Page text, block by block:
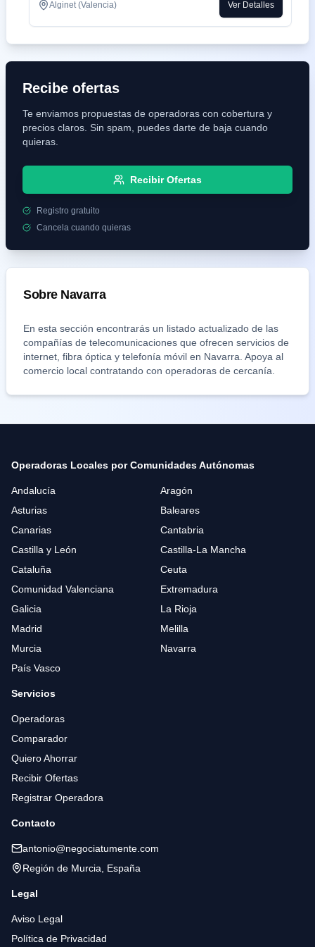
Alginet (Valencia) Ver Detalles
Recibe ofertas
Te enviamos propuestas de operadoras con cobertura y
precios claros. Sin spam, puedes darte de baja cuando
quieras.
Recibir Ofertas
Registro gratuito
Cancela cuando quieras
Sobre Navarra
En esta sección encontrarás un listado actualizado de las
compañías de telecomunicaciones que ofrecen servicios de
internet, fibra óptica y telefonía móvil en Navarra . Apoya al
comercio local contratando con operadoras de cercanía.
Operadoras Locales por Comunidades Autónomas
Andalucía
Aragón
Asturias
Baleares
Canarias
Cantabria
Castilla y León
Castilla-La Mancha
Cataluña
Ceuta
Comunidad Valenciana
Extremadura
Galicia
La Rioja
Madrid
Melilla
Murcia
Navarra
País Vasco
Servicios
Operadoras
Comparador
Quiero Ahorrar
Recibir Ofertas
Registrar Operadora
Contacto
antonio@negociatumente.com
Región de Murcia, España
Legal
Aviso Legal
Política de Privacidad